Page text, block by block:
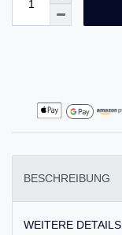
BESCHREIBUNG
WEITERE DETAILS